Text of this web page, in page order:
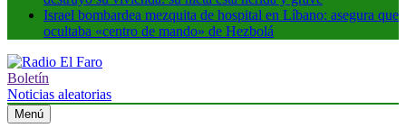
Israel bombardea mezquita de hospital en Líbano: asegura que
ocultaba «centro de mando» de Hezbolá
Radio El Faro
Noticias y más
Boletín
Noticias aleatorias
Menú